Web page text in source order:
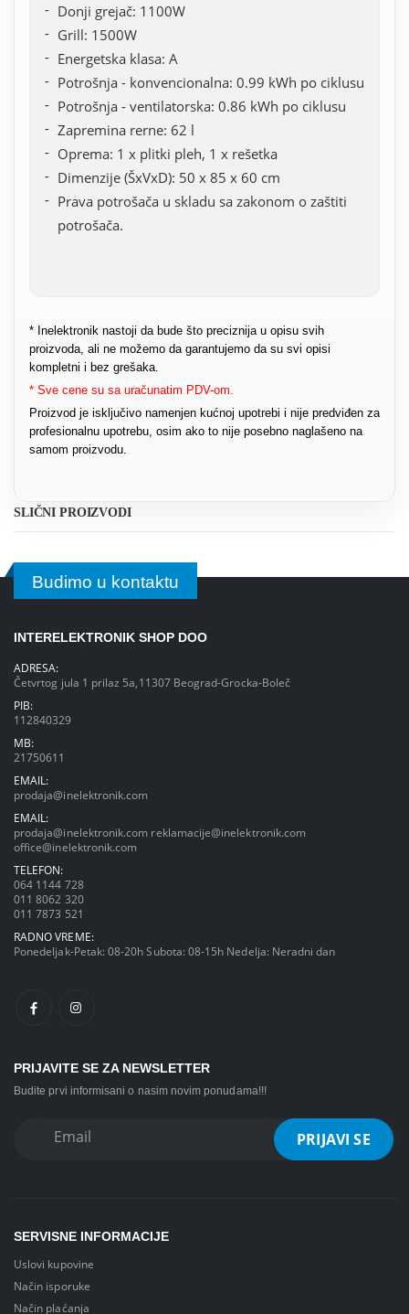
Donji grejač: 1100W
Grill: 1500W
Energetska klasa: A
Potrošnja - konvencionalna: 0.99 kWh po ciklusu
Potrošnja - ventilatorska: 0.86 kWh po ciklusu
Zapremina rerne: 62 l
Oprema: 1 x plitki pleh, 1 x rešetka
Dimenzije (ŠxVxD): 50 x 85 x 60 cm
Prava potrošača u skladu sa zakonom o zaštiti
potrošača.
* Inelektronik nastoji da bude što preciznija u opisu svih
proizvoda, ali ne možemo da garantujemo da su svi opisi
kompletni i bez grešaka.
* Sve cene su sa uračunatim PDV-om.
Proizvod je isključivo namenjen kućnoj upotrebi i nije predviđen za
profesionalnu upotrebu, osim ako to nije posebno naglašeno na
samom proizvodu.
SLIČNI PROIZVODI
Budimo u kontaktu
INTERELEKTRONIK SHOP DOO
ADRESA:
Četvrtog jula 1 prilaz 5a,11307 Beograd-Grocka-Boleč
PIB:
112840329
MB:
21750611
EMAIL:
prodaja@inelektronik.com
EMAIL:
prodaja@inelektronik.com reklamacije@inelektronik.com
office@inelektronik.com
TELEFON:
064 1144 728
011 8062 320
011 7873 521
RADNO VREME:
Ponedeljak-Petak: 08-20h Subota: 08-15h Nedelja: Neradni dan
PRIJAVITE SE ZA NEWSLETTER
Budite prvi informisani o nasim novim ponudama!!!
SERVISNE INFORMACIJE
Uslovi kupovine
Način isporuke
Način plaćanja